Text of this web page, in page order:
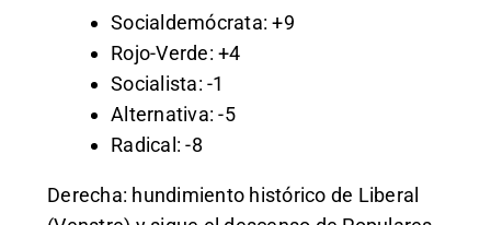
Socialdemócrata: +9
Rojo-Verde: +4
Socialista: -1
Alternativa: -5
Radical: -8
Derecha: hundimiento histórico de Liberal